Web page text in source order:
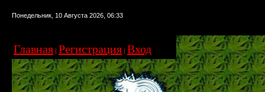
Понедельник, 10 Августа 2026, 06:33
Главная | Регистрация | Вход